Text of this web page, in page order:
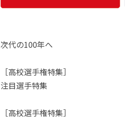
次代の100年へ
［高校選手権特集］
注目選手特集
［高校選手権特集］